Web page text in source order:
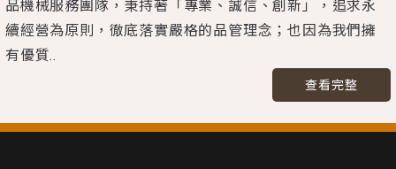
品機械服務團隊，秉持著「專業、誠信、創新」，追求永
續經營為原則，徹底落實嚴格的品管理念；也因為我們擁
有優質..
查看完整